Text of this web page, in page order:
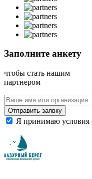
Заполните анкету
чтобы стать нашим
партнером
Отправить заявку
Я принимаю условия